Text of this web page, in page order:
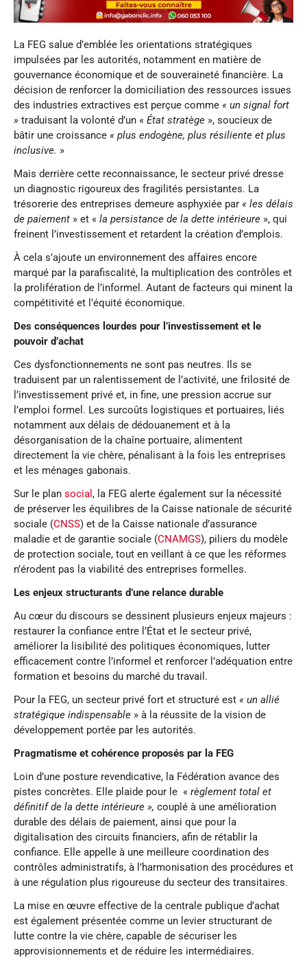
La FEG salue d’emblée les orientations stratégiques
impulsées par les autorités, notamment en matière de
gouvernance économique et de souveraineté financière. La
décision de renforcer la domiciliation des ressources issues
des industries extractives est perçue comme « un signal fort
» traduisant la volonté d’un « État stratège », soucieux de
bâtir une croissance « plus endogène, plus résiliente et plus
inclusive. »
Mais derrière cette reconnaissance, le secteur privé dresse
un diagnostic rigoureux des fragilités persistantes. La
trésorerie des entreprises demeure asphyxiée par « les délais
de paiement » et « la persistance de la dette intérieure », qui
freinent l’investissement et retardent la création d’emplois.
À cela s’ajoute un environnement des affaires encore
marqué par la parafiscalité, la multiplication des contrôles et
la prolifération de l’informel. Autant de facteurs qui minent la
compétitivité et l’équité économique.
Des conséquences lourdes pour l’investissement et le
pouvoir d’achat
Ces dysfonctionnements ne sont pas neutres. Ils se
traduisent par un ralentissement de l’activité, une frilosité de
l’investissement privé et, in fine, une pression accrue sur
l’emploi formel. Les surcoûts logistiques et portuaires, liés
notamment aux délais de dédouanement et à la
désorganisation de la chaîne portuaire, alimentent
directement la vie chère, pénalisant à la fois les entreprises
et les ménages gabonais.
Sur le plan social , la FEG alerte également sur la nécessité
de préserver les équilibres de la Caisse nationale de sécurité
sociale (CNSS) et de la Caisse nationale d’assurance
maladie et de garantie sociale (CNAMGS), piliers du modèle
de protection sociale, tout en veillant à ce que les réformes
n’érodent pas la viabilité des entreprises formelles.
Les enjeux structurants d’une relance durable
Au cœur du discours se dessinent plusieurs enjeux majeurs :
restaurer la confiance entre l’État et le secteur privé,
améliorer la lisibilité des politiques économiques, lutter
efficacement contre l’informel et renforcer l’adéquation entre
formation et besoins du marché du travail.
Pour la FEG, un secteur privé fort et structuré est « un allié
stratégique indispensable » à la réussite de la vision de
développement portée par les autorités.
Pragmatisme et cohérence proposés par la FEG
Loin d’une posture revendicative, la Fédération avance des
pistes concrètes. Elle plaide pour le « règlement total et
définitif de la dette intérieure », couplé à une amélioration
durable des délais de paiement, ainsi que pour la
digitalisation des circuits financiers, afin de rétablir la
confiance. Elle appelle à une meilleure coordination des
contrôles administratifs, à l’harmonisation des procédures et
à une régulation plus rigoureuse du secteur des transitaires.
La mise en œuvre effective de la centrale publique d’achat
est également présentée comme un levier structurant de
lutte contre la vie chère, capable de sécuriser les
approvisionnements et de réduire les intermédiaires.